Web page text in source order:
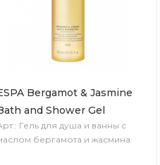
Bergamot & Jasmine
and Shower Gel
Гель для душа и ванны с
бергамота и жасмина